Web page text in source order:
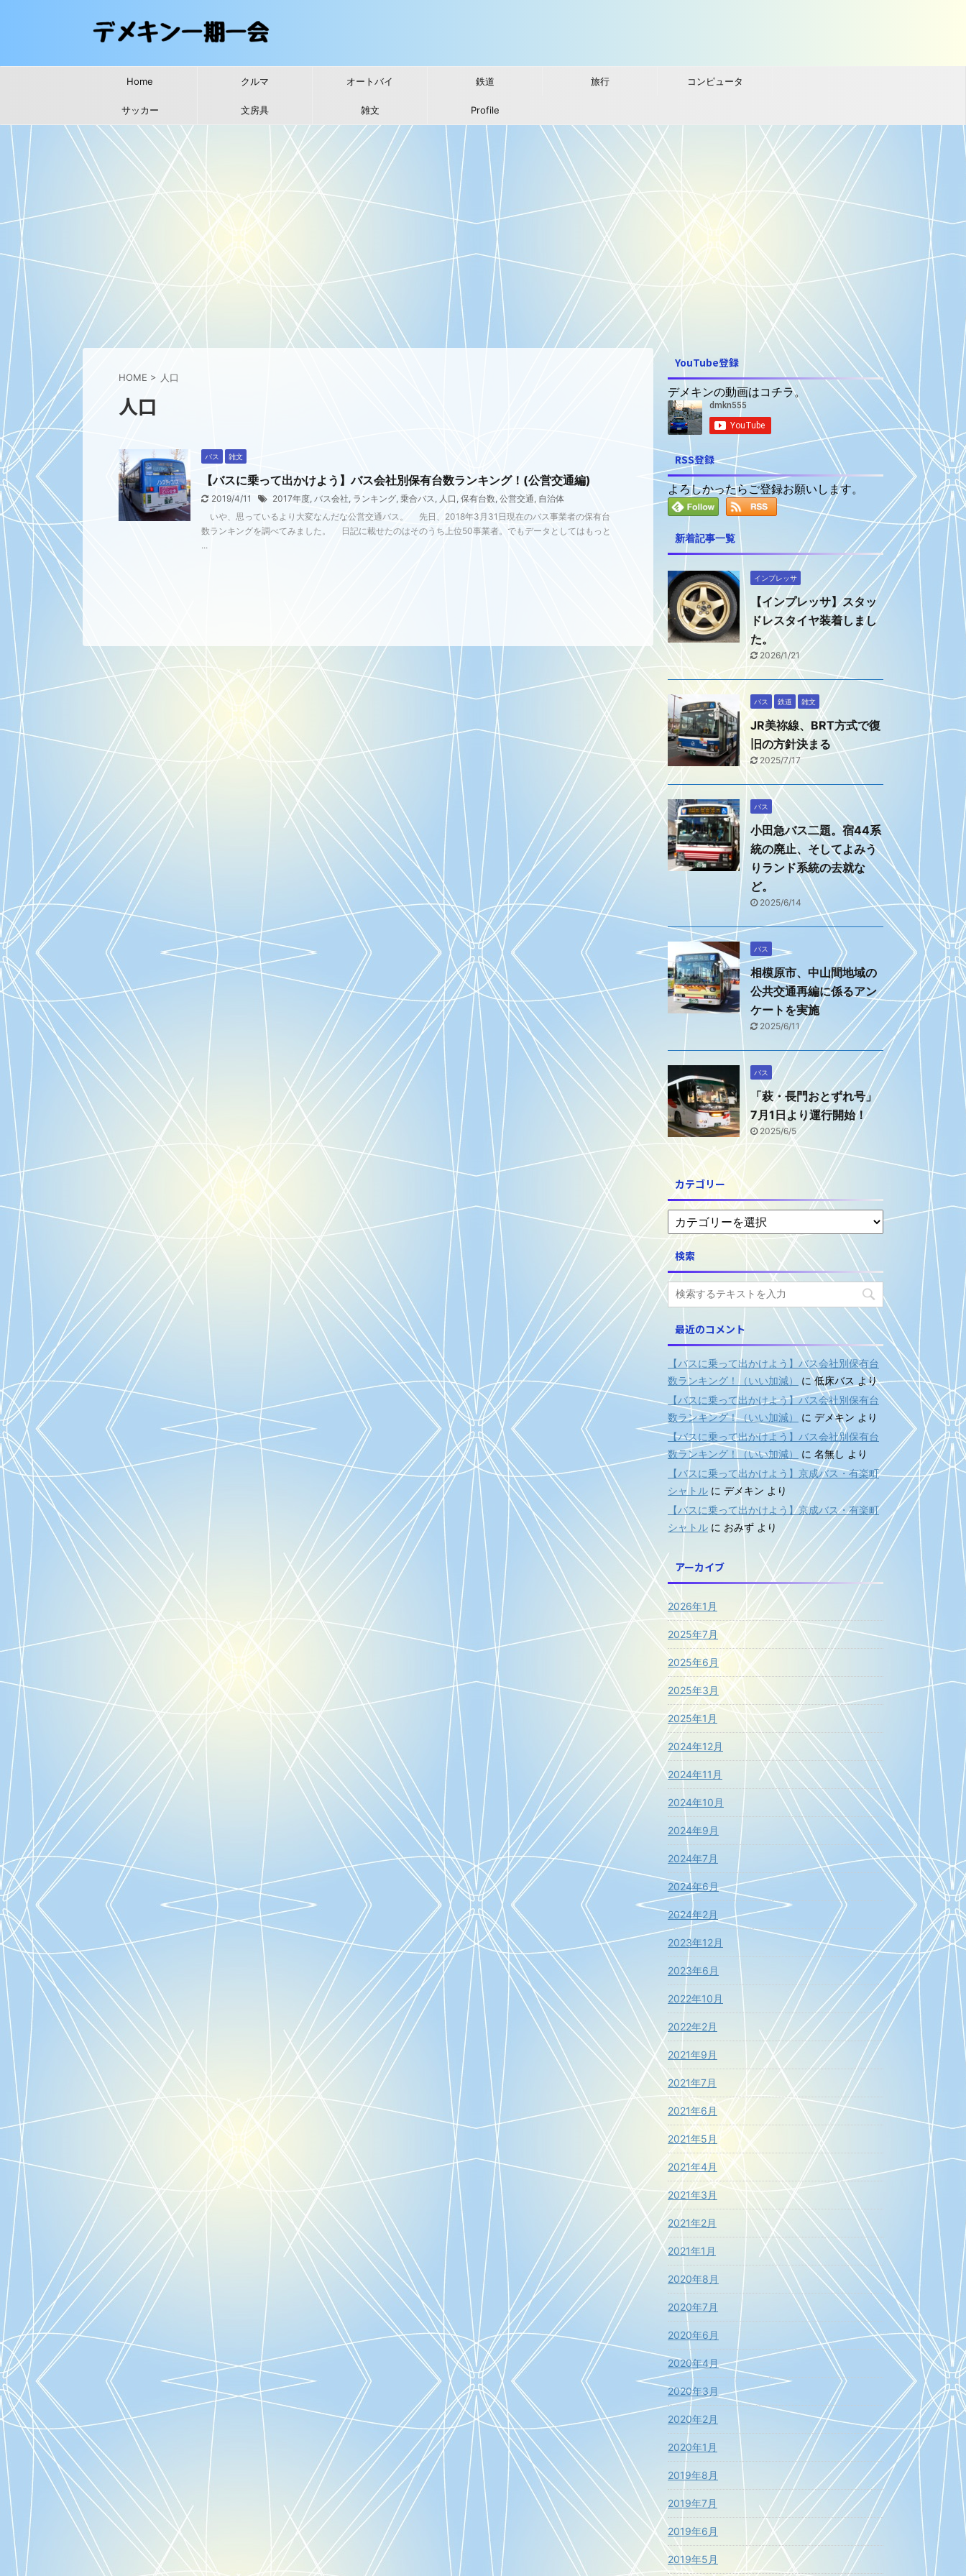
Home クルマ オートバイ 鉄道 旅行 コンピュータ
サッカー 文房具 雑文 Profile
HOME > 人口
人口
バス 雑文
【バスに乗って出かけよう】バス会社別保有台数ランキング！(公営交通編)
2019/4/11 2017年度, バス会社, ランキング, 乗合バス, 人口 , 保有台数, 公営交通, 自治体
いや、思っているより大変なんだな公営交通バス。 先日、2018年3月31日現在のバス事業者の保有台
数ランキングを調べてみました。 日記に載せたのはそのうち上位50事業者。でもデータとしてはもっと
...
YouTube登録
デメキンの動画はコチラ。
RSS登録
よろしかったらご登録お願いします。
新着記事一覧
インプレッサ
【インプレッサ】スタッ
ドレスタイヤ装着しまし
た。
2026/1/21
バス 鉄道 雑文
JR美祢線、BRT方式で復
旧の方針決まる
2025/7/17
バス
小田急バス二題。宿44系
統の廃止、そしてよみう
りランド系統の去就な
ど。
2025/6/14
バス
相模原市、中山間地域の
公共交通再編に係るアン
ケートを実施
2025/6/11
バス
「萩・長門おとずれ号」
7月1日より運行開始！
2025/6/5
カテゴリー
検索
最近のコメント
【バスに乗って出かけよう】バス会社別保有台
数ランキング！（いい加減）
に低床バス より
【バスに乗って出かけよう】バス会社別保有台
数ランキング！（いい加減）
に デメキン より
【バスに乗って出かけよう】バス会社別保有台
数ランキング！（いい加減）
に 名無し より
【バスに乗って出かけよう】京成バス・有楽町
シャトル に デメキン より
【バスに乗って出かけよう】京成バス・有楽町
シャトル に おみず より
アーカイブ
2026年1月
2025年7月
2025年6月
2025年3月
2025年1月
2024年12月
2024年11月
2024年10月
2024年9月
2024年7月
2024年6月
2024年2月
2023年12月
2023年6月
2022年10月
2022年2月
2021年9月
2021年7月
2021年6月
2021年5月
2021年4月
2021年3月
2021年2月
2021年1月
2020年8月
2020年7月
2020年6月
2020年4月
2020年3月
2020年2月
2020年1月
2019年8月
2019年7月
2019年6月
2019年5月